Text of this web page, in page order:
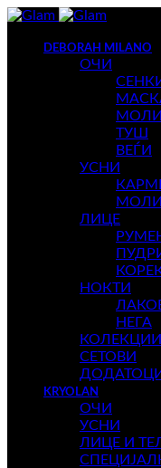
DEBORAH MILANO
ОЧИ
ТУШ
ВЕЃИ
УСНИ
ЛИЦЕ
НОКТИ
НЕГА
КОЛЕКЦИИ
СЕТОВИ
KRYOLAN
ОЧИ
УСНИ
ЛИЦЕ И